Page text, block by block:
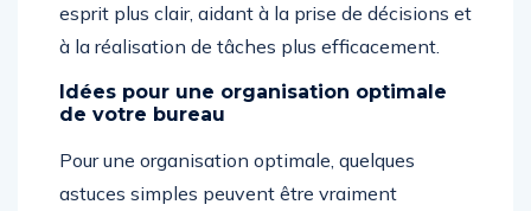
esprit plus clair, aidant à la prise de décisions et
à la réalisation de tâches plus efficacement.
Idées pour une organisation optimale
de votre bureau
Pour une organisation optimale, quelques
astuces simples peuvent être vraiment